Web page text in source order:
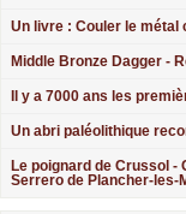
Un livre : Couler le métal
Middle Bronze Dagger -
Il y a 7000 ans les
Un abri paléolithique
Le poignard de Crussol -
Serrero de Plancher-les-